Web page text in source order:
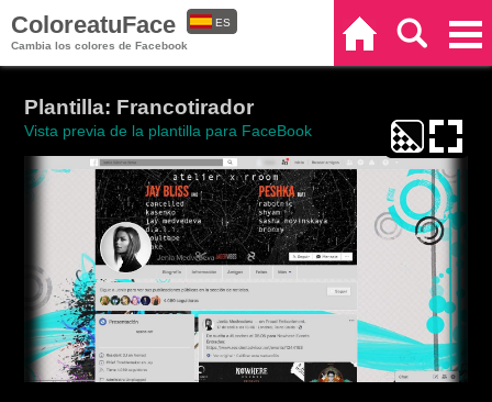
ColoreatuFace
Cambia los colores de Facebook
ES
Plantilla: Francotirador
Vista previa de la plantilla para FaceBook